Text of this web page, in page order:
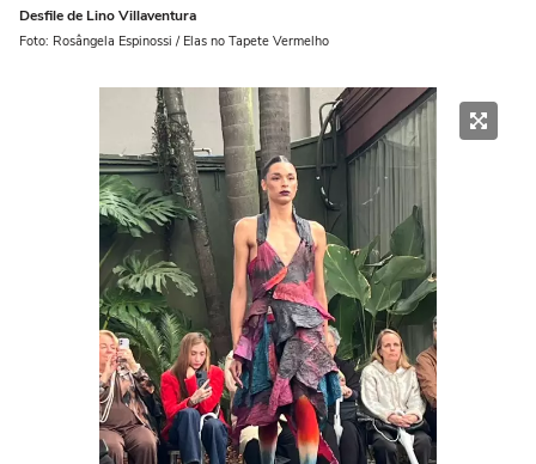
Desfile de Lino Villaventura
Foto: Rosângela Espinossi / Elas no Tapete Vermelho